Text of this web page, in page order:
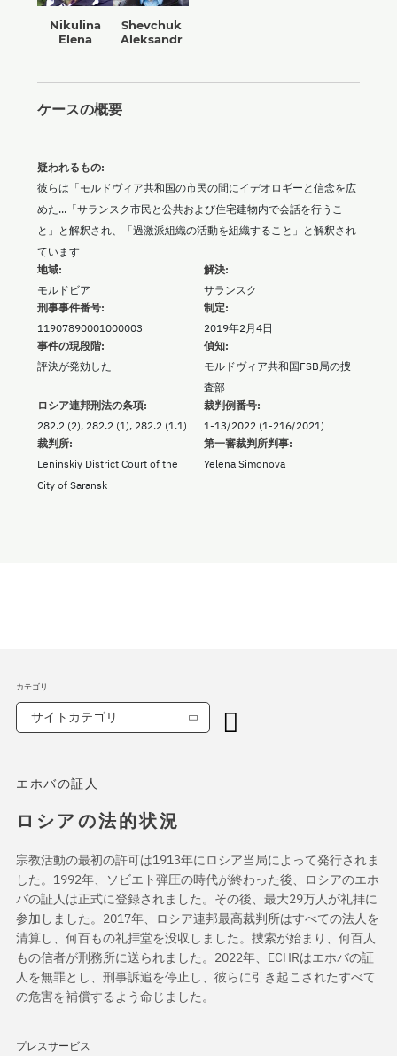
Nikulina
Elena
Shevchuk
Aleksandr
ケースの概要
地域:
モルドビア
解決:
サランスク
疑われるもの:
彼らは「モルドヴィア共和国の市民の間にイデオロギーと信念を広
めた...「サランスク市民と公共および住宅建物内で会話を行うこ
と」と解釈され、「過激派組織の活動を組織すること」と解釈され
ています
刑事事件番号:
11907890001000003
制定:
2019年2月4日
事件の現段階:
評決が発効した
偵知:
モルドヴィア共和国FSB局の捜
査部
ロシア連邦刑法の条項:
282.2 (2), 282.2 (1), 282.2 (1.1)
裁判例番号:
1-13/2022 (1-216/2021)
裁判所:
Leninskiy District Court of the
City of Saransk
第一審裁判所判事:
Yelena Simonova
エホバの証人
ロシアの法的状況
宗教活動の最初の許可は1913年にロシア当局によって発行されま
した。1992年、ソビエト弾圧の時代が終わった後、ロシアのエホ
バの証人は正式に登録されました。その後、最大29万人が礼拝に
参加しました。2017年、ロシア連邦最高裁判所はすべての法人を
清算し、何百もの礼拝堂を没収しました。捜索が始まり、何百人
もの信者が刑務所に送られました。2022年、ECHRはエホバの証
人を無罪とし、刑事訴追を停止し、彼らに引き起こされたすべて
の危害を補償するよう命じました。
プレスサービス
カテゴリ
サイトカテゴリ